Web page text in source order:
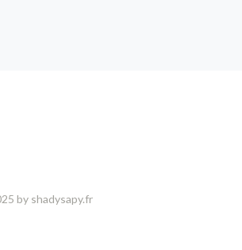
by shadysapy.fr